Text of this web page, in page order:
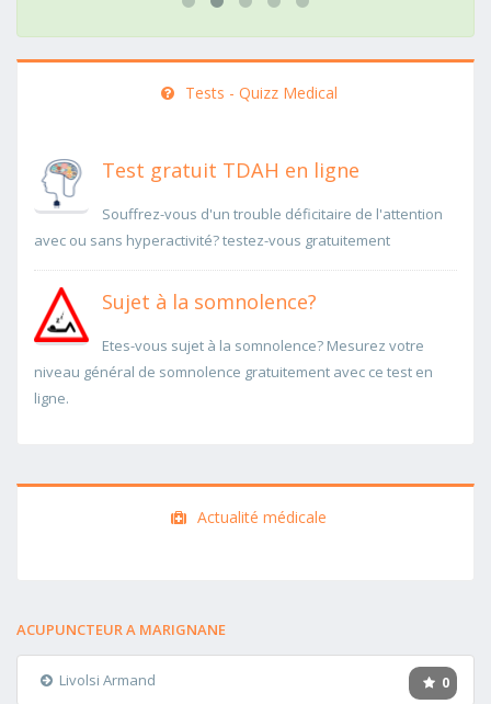
Tests - Quizz Medical
Test gratuit TDAH en ligne
Souffrez-vous d'un trouble déficitaire de l'attention
avec ou sans hyperactivité? testez-vous gratuitement
Sujet à la somnolence?
Etes-vous sujet à la somnolence? Mesurez votre
niveau général de somnolence gratuitement avec ce test en
ligne.
Actualité médicale
ACUPUNCTEUR A MARIGNANE
0
Livolsi Armand